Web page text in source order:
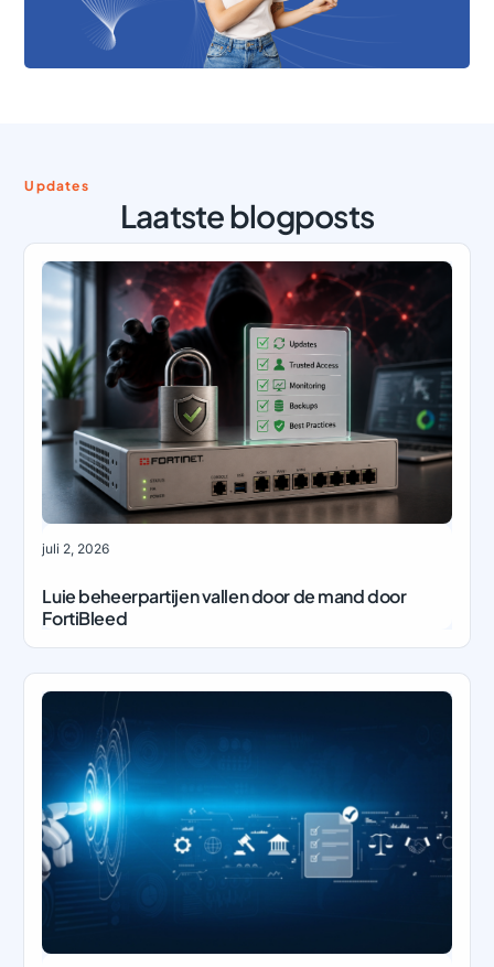
Updates
Laatste blogposts
juli 2, 2026
Luie beheerpartijen vallen door de mand door
FortiBleed